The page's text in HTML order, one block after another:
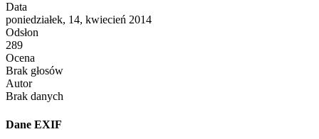
Data
poniedziałek, 14, kwiecień 2014
Odsłon
289
Ocena
Brak głosów
Autor
Brak danych
Dane EXIF